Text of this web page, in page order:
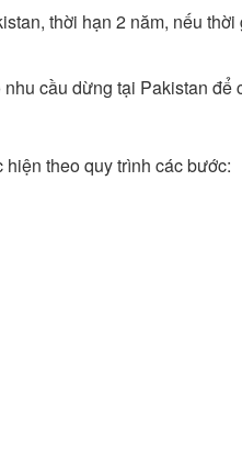
thời hạn 2 năm, nếu
cầu dừng tại Pakistan để
theo quy trình các bước: